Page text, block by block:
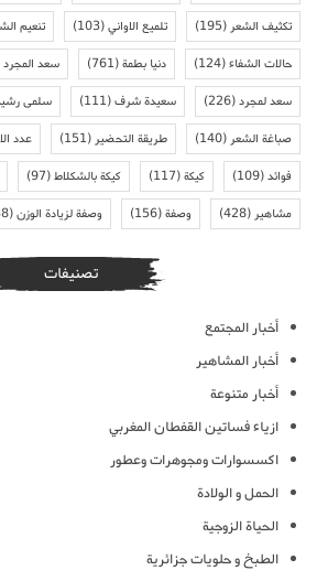
تكثيف الشعر (195) تلميع الاواني(103) تنعيم
حالات الشفاء(124) دنيا بطمة(761) سعد المجرد
سعد لمجرد(226) سعيدة شرف(111) سلمى
صباغة الشعر (140) طريقة التحضير (151) عدد
فوائد(109) كيكة(117) كيكة بالشكلاط(97)
مشاهير (428) وصفة(156) وصفة لزيادة الوزن(138)
تصنيفات
أخبار المجتمع
أخبار المشاهير
أخبار متنوعة
ازياء فساتين القفطان المغربي
اكسسوارات ومجوهرات وعطور
الحمل و الولادة
الحياة الزوجية
الطبخ و حلويات جزائرية